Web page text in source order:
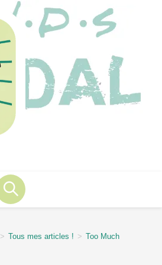
> Tous mes articles ! > Too Much